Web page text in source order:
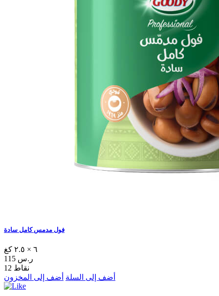
فول مدمس كامل سادة
٦ × ٢.٥ كغ
115 ر.س
12 نقاط
أضف إلى السلة أضف إلى المخزون